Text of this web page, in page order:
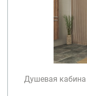
Душевая кабина